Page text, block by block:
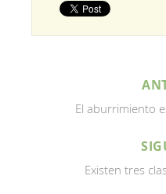
El aburrimiento
Existen tres